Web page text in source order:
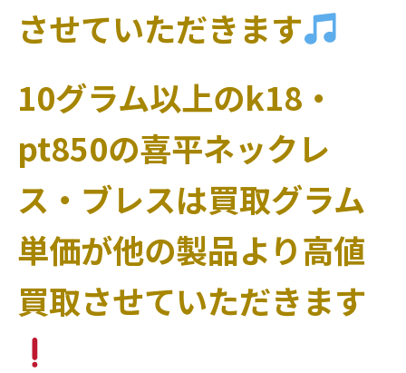
させていただきます
10グラム以上のk18・
pt850の喜平ネックレ
ス・ブレスは買取グラム
単価が他の製品より高値
買取させていただきます